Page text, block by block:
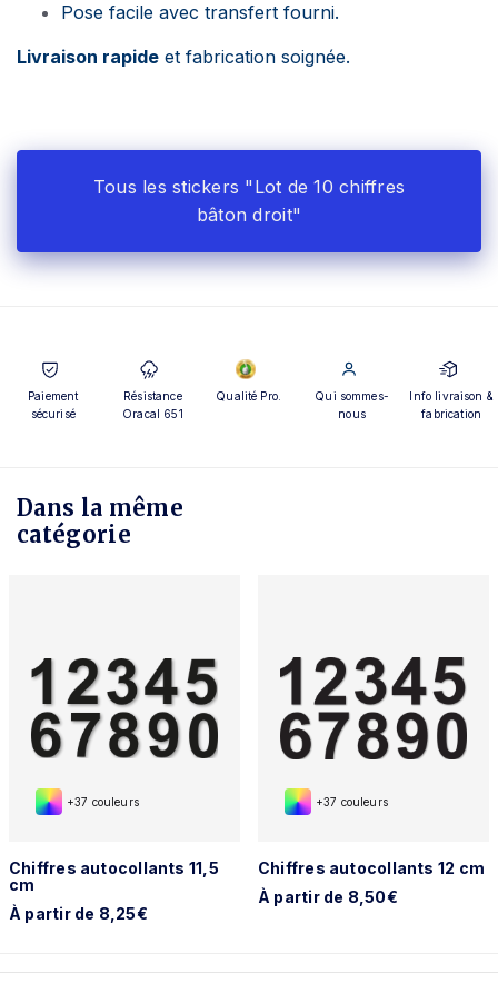
Pose facile avec transfert fourni.
Livraison rapide et fabrication soignée.
Tous les stickers "Lot de 10 chiffres
bâton droit"
Paiement
sécurisé
Résistance
Oracal 651
Qualité Pro.
Qui sommes-
nous
Info livraison &
fabrication
Dans la même
catégorie
+37 couleurs
Chiffres autocollants 11,5
cm
À partir de 8,25€
+37 couleurs
Chiffres autocollants 12 cm
À partir de 8,50€